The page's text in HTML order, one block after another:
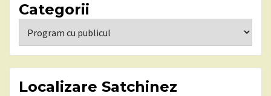
Categorii
Localizare Satchinez